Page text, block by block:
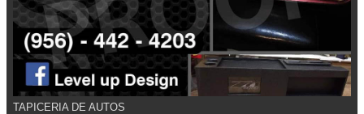
TAPICERIA DE AUTOS